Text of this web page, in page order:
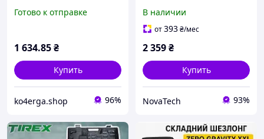
подлокотниками ПВХ
Готово к отправке
1 634.85₴
Купить
ko4erga.shop 96%
В наличии
от393₴/мес
2 359₴
Купить
NovaTech 93%